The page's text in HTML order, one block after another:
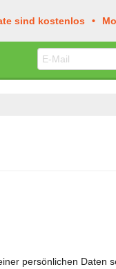
sind kostenlos
persönlichen Daten